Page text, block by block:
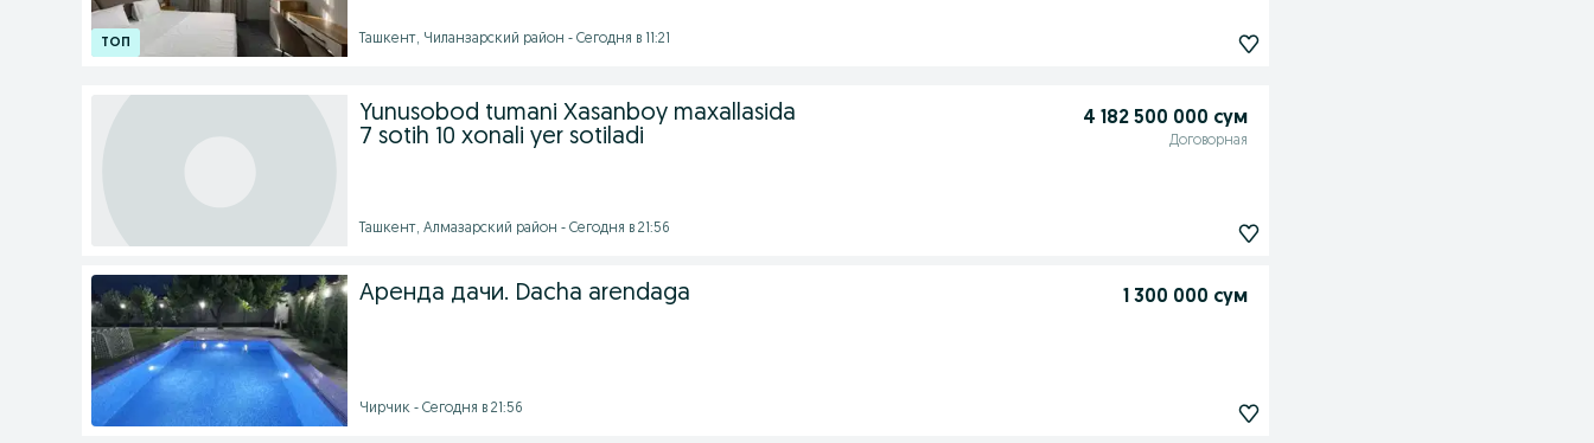
Ташкент, Чиланзарский район - Сегодня в 11:21
Yunusobod tumani Xasanboy maxallasida
7 sotih 10 xonali yer sotiladi
4 182 500 000 сум
Договорная
Ташкент, Алмазарский район - Сегодня в 21:56
Аренда дачи. Dacha arendaga 1 300 000 сум
Чирчик - Сегодня в 21:56